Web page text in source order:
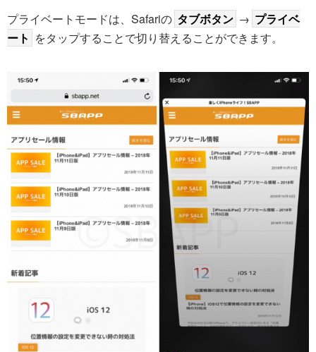
プライベートモードは、Safariの タブボタン → プライベ
ート をタップすることで切り替えることができます。